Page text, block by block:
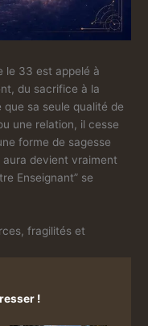
le 33 est appelé à
du sacrifice à la
que sa seule qualité de
une relation, il cesse
forme de sagesse
aura devient vraiment
Enseignant” se
fragilités et
!